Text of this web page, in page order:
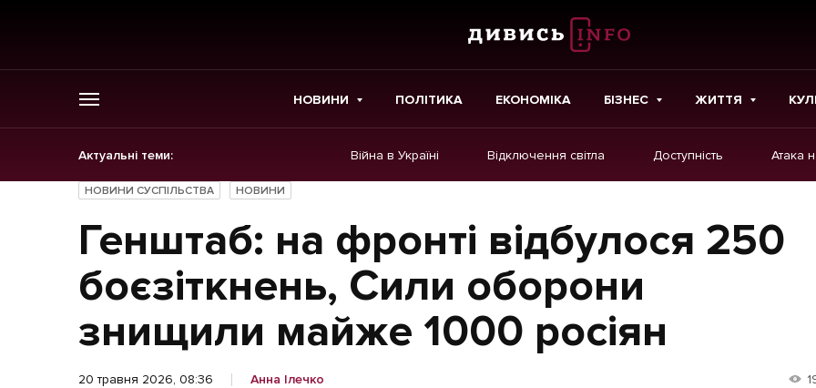
НОВИНИ ПОЛІТИКА ЕКОНОМІКА БІЗНЕС ЖИТТЯ
Актуальні теми: Війна в Україні Відключення світла Доступність Атака
ГОЛОВНЕ
Новини
Політика
Економіка
Бізнес
Картки
Репортаж
Розслідування
НОВИНИ СУСПІЛЬСТВА НОВИНИ
Генштаб: на фронті відбулося 250
боєзіткнень, Сили оборони
знищили майже 1000 росіян
20 травня 2026, 08:36 Анна Ілечко